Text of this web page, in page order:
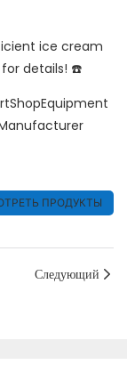
ice cream
details! ☎️
ПРОДУКТЫ
Следующий